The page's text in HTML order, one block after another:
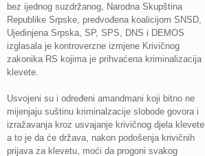
bez ijednog suzdržanog, Narodna Skupština
Republike Srpske, predvođena koalicijom SNSD,
Ujedinjena Srpska, SP, SPS, DNS i DEMOS
izglasala je kontroverzne izmjene Krivičnog
zakonika RS kojima je prihvaćena kriminalizacija
klevete.
Usvojeni su i određeni amandmani koji bitno ne
mijenjaju suštinu kriminalzacije slobode govora i
izražavanja kroz usvajanje krivičnog djela klevete,
a to je da će država, nakon podošenja krivičnih
prijava za klevetu, moći da progoni svakog